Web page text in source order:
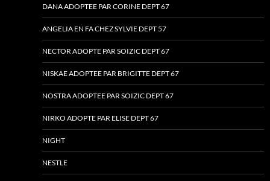
DANA ADOPTEE PAR CORINE DEPT 67
ANGELIA EN FA CHEZ SYLVIE DEPT 57
NECTOR ADOPTE PAR SOIZIC DEPT 67
NISKAE ADOPTEE PAR BRIGITTE DEPT 67
NOSTRA ADOPTEE PAR SOIZIC DEPT 67
NIRKO ADOPTE PAR ELISE DEPT 67
NIGHT
NESTLE